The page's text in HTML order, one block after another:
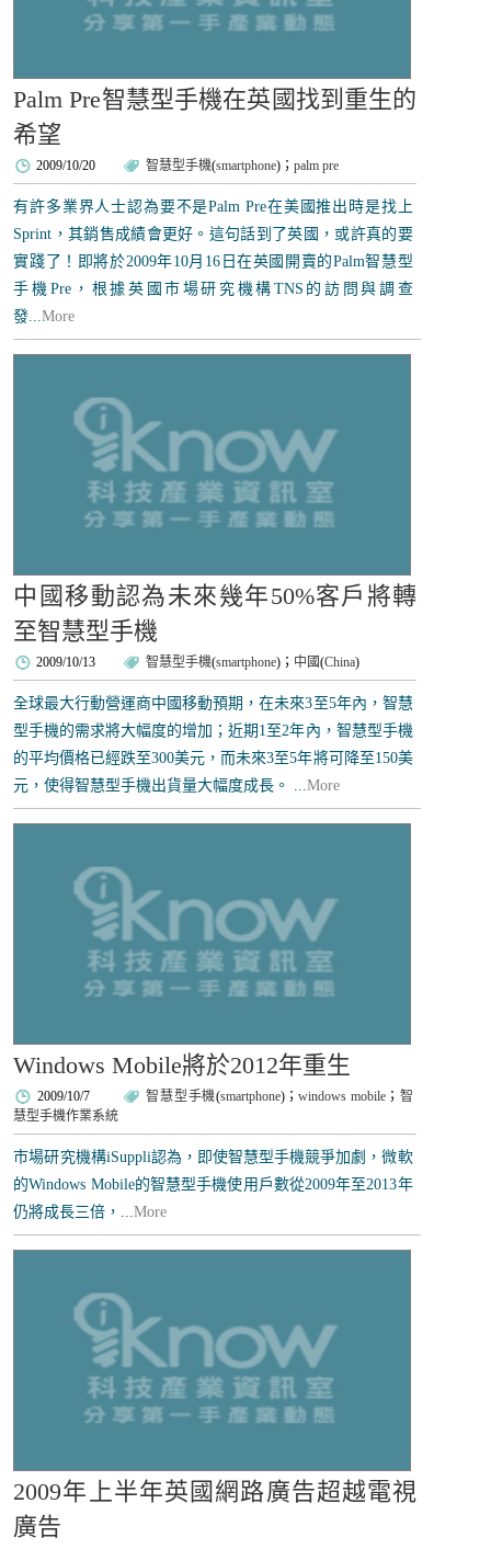
Palm Pre智慧型手機在英國找到重生的
希望
2009/10/20 智慧型手機(smartphone)；palm pre
有許多業界人士認為要不是Palm Pre在美國推出時是找上
Sprint，其銷售成績會更好。這句話到了英國，或許真的要
實踐了！即將於2009年10月16日在英國開賣的Palm智慧型
手機Pre，根據英國市場研究機構TNS的訪問與調查
發...More
中國移動認為未來幾年50%客戶將轉
至智慧型手機
2009/10/13 智慧型手機(smartphone)； 中國(China)
全球最大行動營運商中國移動預期，在未來3至5年內，智慧
型手機的需求將大幅度的增加；近期1至2年內，智慧型手機
的平均價格已經跌至300美元，而未來3至5年將可降至150美
元，使得智慧型手機出貨量大幅度成長。 ...More
Windows Mobile將於2012年重生
2009/10/7 智慧型手機(smartphone)；windows mobile； 智
慧型手機作業系統
市場研究機構iSuppli認為，即使智慧型手機競爭加劇，微軟
的Windows Mobile的智慧型手機使用戶數從2009年至2013年
仍將成長三倍，...More
2009年上半年英國網路廣告超越電視
廣告